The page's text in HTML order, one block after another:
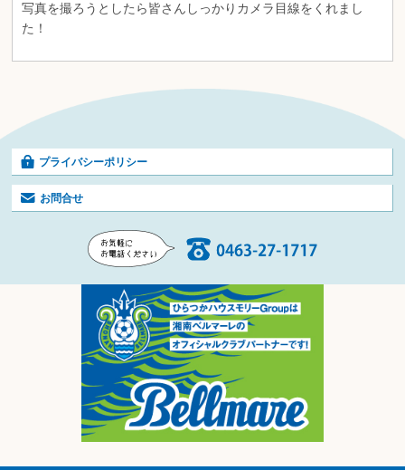
写真を撮ろうとしたら皆さんしっかりカメラ目線をくれまし
た！
プライバシーポリシー
お問合せ